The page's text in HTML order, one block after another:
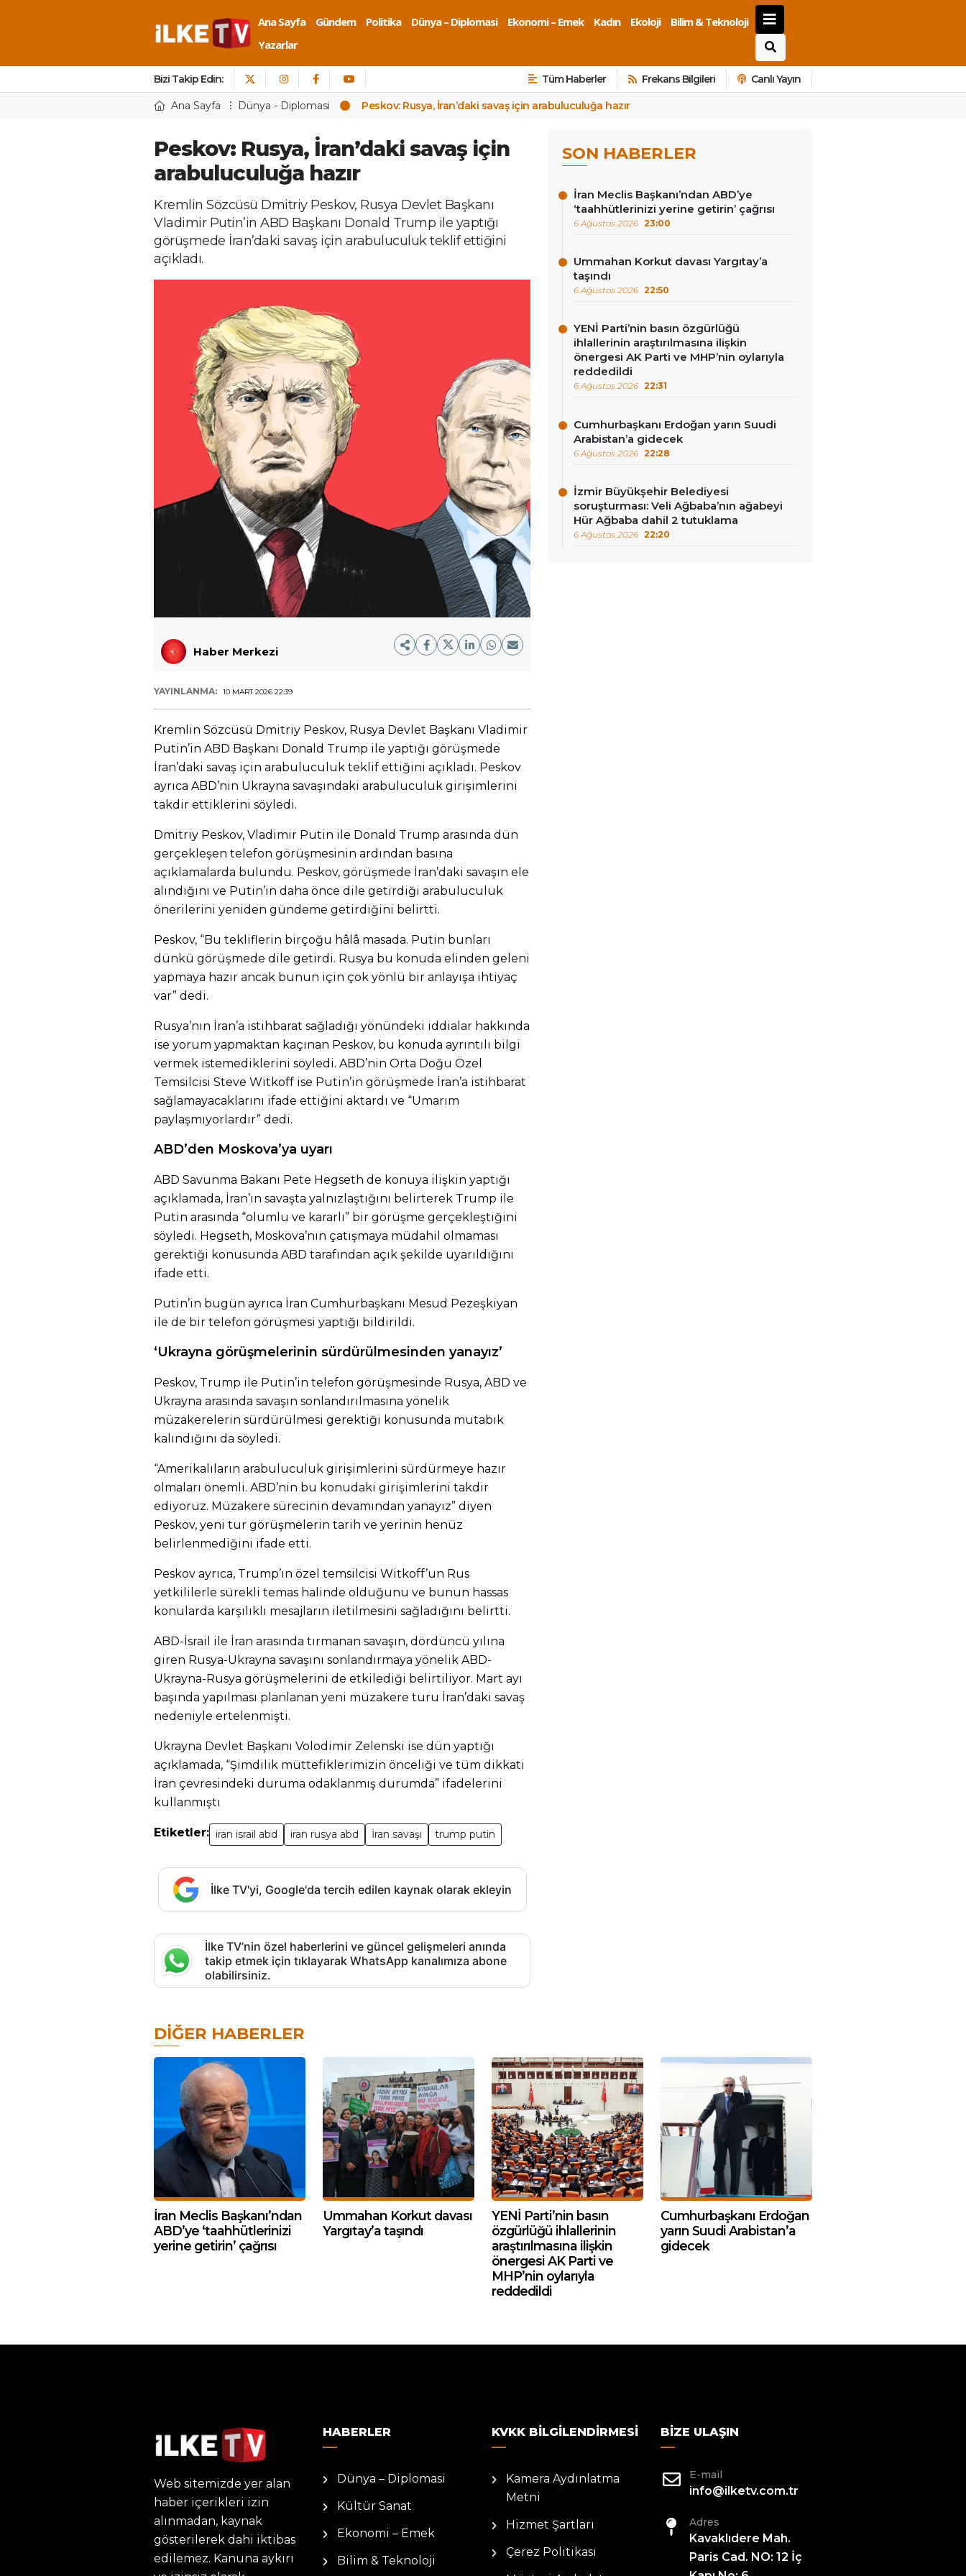
Ana Sayfa Gündem Politika Dünya – Diplomasi Ekonomi – Emek Kadın Ekoloji
Bilim & Teknoloji
Yazarlar
Bizi Takip Edin: Tüm Haberler Frekans Bilgileri Canlı Yayın
Ana Sayfa Dünya - Diplomasi Peskov: Rusya, İran’daki savaş için arabuluculuğa hazır
Peskov: Rusya, İran’daki savaş için
arabuluculuğa hazır
Kremlin Sözcüsü Dmitriy Peskov, Rusya Devlet Başkanı
Vladimir Putin’in ABD Başkanı Donald Trump ile yaptığı
görüşmede İran’daki savaş için arabuluculuk teklif ettiğini
açıkladı.
Haber Merkezi
YAYINLANMA: 10 MART 2026 22:39
Kremlin Sözcüsü Dmitriy Peskov, Rusya Devlet Başkanı Vladimir
Putin’in ABD Başkanı Donald Trump ile yaptığı görüşmede
İran’daki savaş için arabuluculuk teklif ettiğini açıkladı. Peskov
ayrıca ABD’nin Ukrayna savaşındaki arabuluculuk girişimlerini
takdir ettiklerini söyledi.
Dmitriy Peskov, Vladimir Putin ile Donald Trump arasında dün
gerçekleşen telefon görüşmesinin ardından basına
açıklamalarda bulundu. Peskov, görüşmede İran’daki savaşın ele
alındığını ve Putin’in daha önce dile getirdiği arabuluculuk
önerilerini yeniden gündeme getirdiğini belirtti.
Peskov, “Bu tekliflerin birçoğu hâlâ masada. Putin bunları
dünkü görüşmede dile getirdi. Rusya bu konuda elinden geleni
yapmaya hazır ancak bunun için çok yönlü bir anlayışa ihtiyaç
var” dedi.
Rusya’nın İran’a istihbarat sağladığı yönündeki iddialar hakkında
ise yorum yapmaktan kaçınan Peskov, bu konuda ayrıntılı bilgi
vermek istemediklerini söyledi. ABD’nin Orta Doğu Özel
Temsilcisi Steve Witkoff ise Putin’in görüşmede İran’a istihbarat
sağlamayacaklarını ifade ettiğini aktardı ve “Umarım
paylaşmıyorlardır” dedi.
ABD’den Moskova’ya uyarı
ABD Savunma Bakanı Pete Hegseth de konuya ilişkin yaptığı
açıklamada, İran’ın savaşta yalnızlaştığını belirterek Trump ile
Putin arasında “olumlu ve kararlı” bir görüşme gerçekleştiğini
söyledi. Hegseth, Moskova’nın çatışmaya müdahil olmaması
gerektiği konusunda ABD tarafından açık şekilde uyarıldığını
ifade etti.
Putin’in bugün ayrıca İran Cumhurbaşkanı Mesud Pezeşkiyan
ile de bir telefon görüşmesi yaptığı bildirildi.
‘Ukrayna görüşmelerinin sürdürülmesinden yanayız’
Peskov, Trump ile Putin’in telefon görüşmesinde Rusya, ABD ve
Ukrayna arasında savaşın sonlandırılmasına yönelik
müzakerelerin sürdürülmesi gerektiği konusunda mutabık
kalındığını da söyledi.
“Amerikalıların arabuluculuk girişimlerini sürdürmeye hazır
olmaları önemli. ABD’nin bu konudaki girişimlerini takdir
ediyoruz. Müzakere sürecinin devamından yanayız” diyen
Peskov, yeni tur görüşmelerin tarih ve yerinin henüz
belirlenmediğini ifade etti.
Peskov ayrıca, Trump’ın özel temsilcisi Witkoff’un Rus
yetkililerle sürekli temas halinde olduğunu ve bunun hassas
konularda karşılıklı mesajların iletilmesini sağladığını belirtti.
ABD-İsrail ile İran arasında tırmanan savaşın, dördüncü yılına
giren Rusya-Ukrayna savaşını sonlandırmaya yönelik ABD-
Ukrayna-Rusya görüşmelerini de etkilediği belirtiliyor. Mart ayı
başında yapılması planlanan yeni müzakere turu İran’daki savaş
nedeniyle ertelenmişti.
Ukrayna Devlet Başkanı Volodimir Zelenski ise dün yaptığı
açıklamada, “Şimdilik müttefiklerimizin önceliği ve tüm dikkati
İran çevresindeki duruma odaklanmış durumda” ifadelerini
kullanmıştı
Etiketler: iran israil abd iran rusya abd İran savaşı trump putin
İlke TV'yi, Google'da tercih edilen kaynak olarak ekleyin
İlke TV’nin özel haberlerini ve güncel gelişmeleri anında
takip etmek için tıklayarak WhatsApp kanalımıza abone
olabilirsiniz.
SON HABERLER
İran Meclis Başkanı’ndan ABD’ye
‘taahhütlerinizi yerine getirin’ çağrısı
6 Ağustos 2026 23:00
Ummahan Korkut davası Yargıtay’a
taşındı
6 Ağustos 2026 22:50
YENİ Parti’nin basın özgürlüğü
ihlallerinin araştırılmasına ilişkin
önergesi AK Parti ve MHP’nin oylarıyla
reddedildi
6 Ağustos 2026 22:31
Cumhurbaşkanı Erdoğan yarın Suudi
Arabistan’a gidecek
6 Ağustos 2026 22:28
İzmir Büyükşehir Belediyesi
soruşturması: Veli Ağbaba’nın ağabeyi
Hür Ağbaba dahil 2 tutuklama
6 Ağustos 2026 22:20
DIĞER HABERLER
İran Meclis Başkanı’ndan
ABD’ye ‘taahhütlerinizi
yerine getirin’ çağrısı
Ummahan Korkut davası
Yargıtay’a taşındı
YENİ Parti’nin basın
özgürlüğü ihlallerinin
araştırılmasına ilişkin
önergesi AK Parti ve
MHP’nin oylarıyla
reddedildi
Cumhurbaşkanı Erdoğan
yarın Suudi Arabistan’a
gidecek
Web sitemizde yer alan
haber içerikleri izin
alınmadan, kaynak
gösterilerek dahi iktibas
edilemez. Kanuna aykırı
HABERLER
Dünya – Diplomasi
Kültür Sanat
Ekonomi – Emek
Bilim & Teknoloji
KVKK BILGILENDIRMESI
Kamera Aydınlatma
Metni
Hizmet Şartları
Çerez Politikası
BIZE ULAŞIN
E-mail
info@ilketv.com.tr
Adres
Kavaklıdere Mah.
Paris Cad. NO: 12 İç